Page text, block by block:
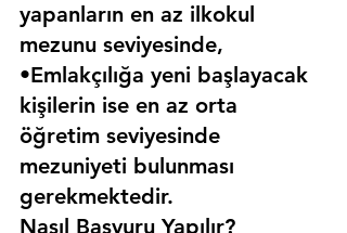
yapanların en az ilkokul
mezunu seviyesinde,
•Emlakçılığa yeni başlayacak
kişilerin ise en az orta
öğretim seviyesinde
mezuniyeti bulunması
gerekmektedir.
Nasıl Başvuru Yapılır?